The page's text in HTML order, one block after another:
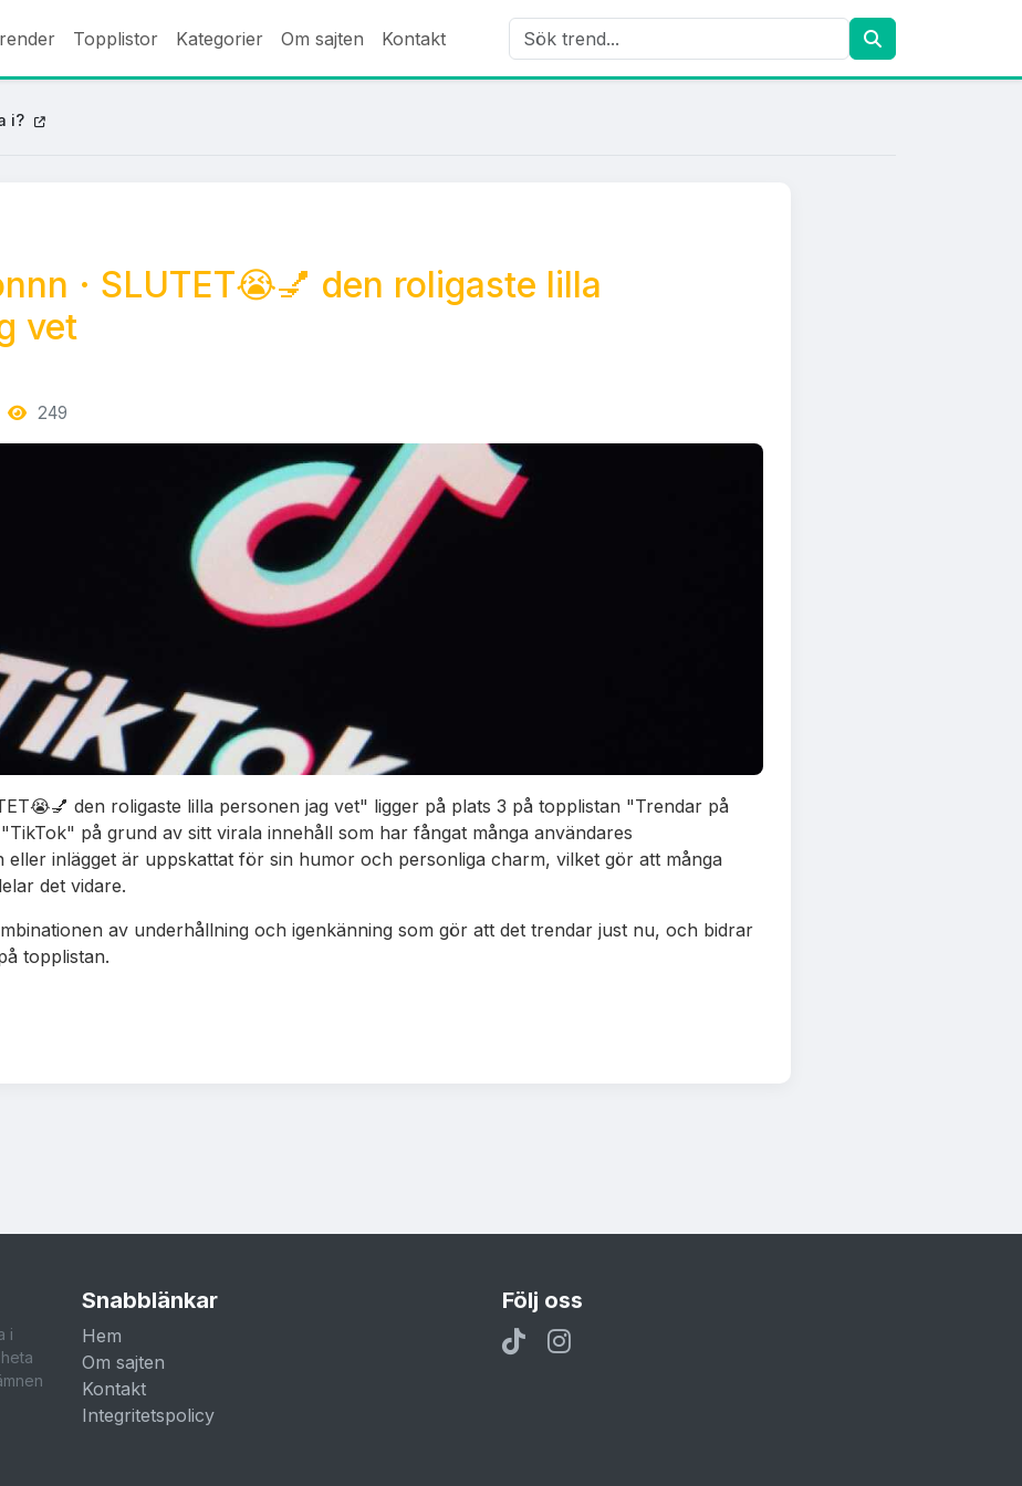
Topplistor Kategorier Om sajten Kontakt
i?
· SLUTET😭💅 den roligaste lilla
vet
249
den roligaste lilla personen jag vet" ligger på plats 3 på topplistan "Trendar på
på grund av sitt virala innehåll som har fångat många användares
eller inlägget är uppskattat för sin humor och personliga charm, vilket gör att många
det vidare.
av underhållning och igenkänning som gör att det trendar just nu, och bidrar
topplistan.
i
Snabblänkar
Hem
Om sajten
Kontakt
Integritetspolicy
Följ oss